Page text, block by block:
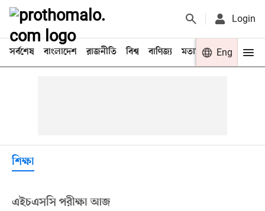
Login
সর্বশেষ বাংলাদেশ রাজনীতি বিশ্ব বাণিজ্য মতামত খেলা
Eng
শিক্ষা
এইচএসসি পরীক্ষা আজ